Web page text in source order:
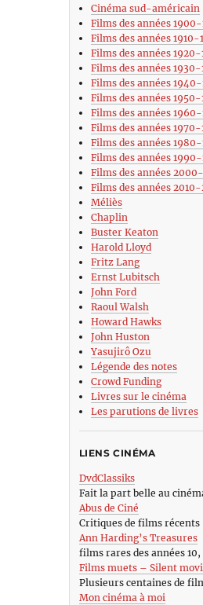
Cinéma sud-américain
Films des années
Films des années 1910-
Films des années 1920-
Films des années 1930-
Films des années
Films des années 1950-
Films des années
Films des années 1970-
Films des années
Films des années
Films des années
Films des années 2010-
Méliès
Chaplin
Buster Keaton
Harold Lloyd
Fritz Lang
Ernst Lubitsch
John Ford
Raoul Walsh
Howard Hawks
John Huston
Yasujirô Ozu
Légende des notes
Crowd Funding
Livres sur le cinéma
Les parutions de livres
LIENS CINÉMA
DvdClassiks
Fait la part belle au
Abus de Ciné
Critiques de films récents
Ann Harding’s Treasures
films rares des années 10,
Films muets – Silent
Plusieurs centaines de
Mon cinéma à moi